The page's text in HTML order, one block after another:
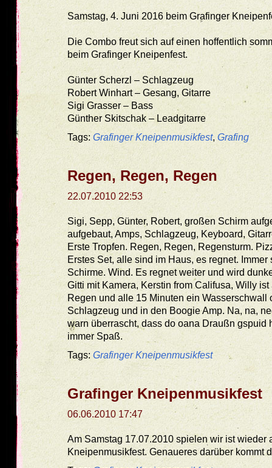
Samstag, 4. Juni 2016 beim Grafinger
Die Combo freut sich auf einen hoffentlich
beim Grafinger Kneipenfest.
Günter Scherzl – Schlagzeug
Robert Winhart – Gesang, Gitarre
Sigi Grasser – Bass
Günther Skitschak – Leadgitarre
Tags: Grafinger Kneipenmusikfest, Grafing
Regen, Regen, Regen
22.07.2010 22:53
Sigi, Sepp, Günter, Robert, großen Schirm
aufgebaut, Amps, Schlagzeug, Keyboard,
Erste Tropfen. Regen, Regen, Regensturm.
Erstes Set, alle sind im Haus, es regnet. Immer
Schirme. Wind. Es regnet weiter und wird
Gitti mit Kamera, Kerstin from Califusa, Willy
Regen und alle 15 Minuten ein Wasserschwall
Schlagzeug und in den Boogie Amp. Na, na,
warn überrascht, dass do oana Draußn gspuid
immer Spaß.
Tags: Grafinger Kneipenmusikfest
Grafinger Kneipenmusikfest
06.06.2010 17:47
Am Samstag 17.07.2010 spielen wir ist wieder
Kneipenmusikfest. Genaueres darüber kommt